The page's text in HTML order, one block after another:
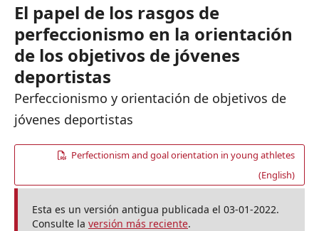
El papel de los rasgos de
perfeccionismo en la orientación
de los objetivos de jóvenes
deportistas
Perfeccionismo y orientación de objetivos de
jóvenes deportistas
Perfectionism and goal orientation in young athletes
(English)
Esta es un versión antigua publicada el 03-01-2022.
Consulte la versión más reciente.